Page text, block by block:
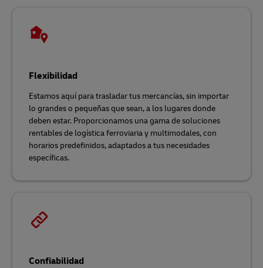
Flexibilidad
Estamos aquí para trasladar tus mercancías, sin importar
lo grandes o pequeñas que sean, a los lugares donde
deben estar. Proporcionamos una gama de soluciones
rentables de logística ferroviaria y multimodales, con
horarios predefinidos, adaptados a tus necesidades
específicas.
Confiabilidad